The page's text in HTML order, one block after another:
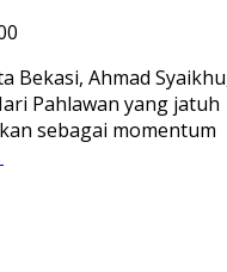
Bekasi, Ahmad
Pahlawan yang jatuh
sebagai momentum